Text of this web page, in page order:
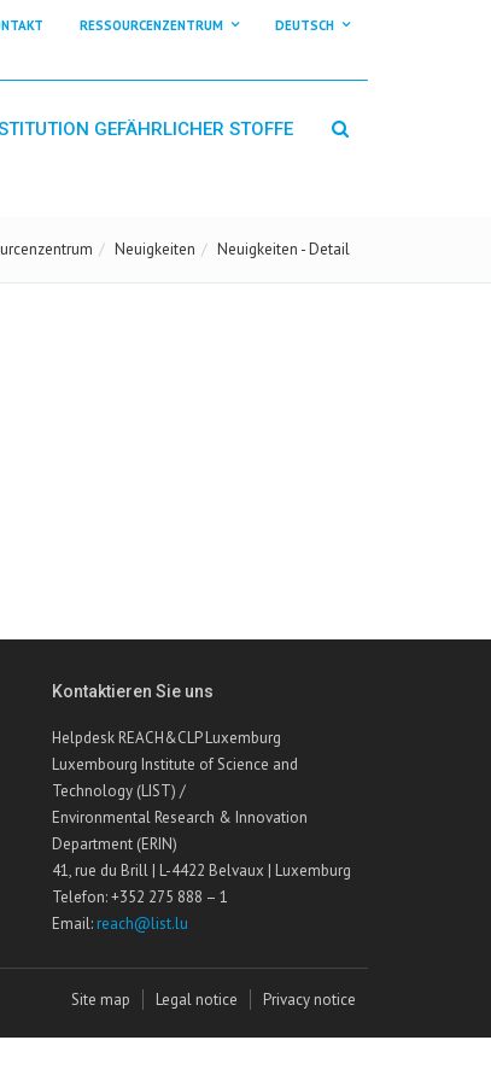
RESSOURCENZENTRUM DEUTSCH
GEFÄHRLICHER STOFFE
Neuigkeiten Neuigkeiten - Detail
Kontaktieren Sie uns
Helpdesk REACH&CLP Luxemburg
Luxembourg Institute of Science and
Technology (LIST) /
Environmental Research & Innovation
Department (ERIN)
41, rue du Brill | L-4422 Belvaux | Luxemburg
Telefon: +352 275 888 – 1
Email: reach@list.lu
Site map Legal notice Privacy notice